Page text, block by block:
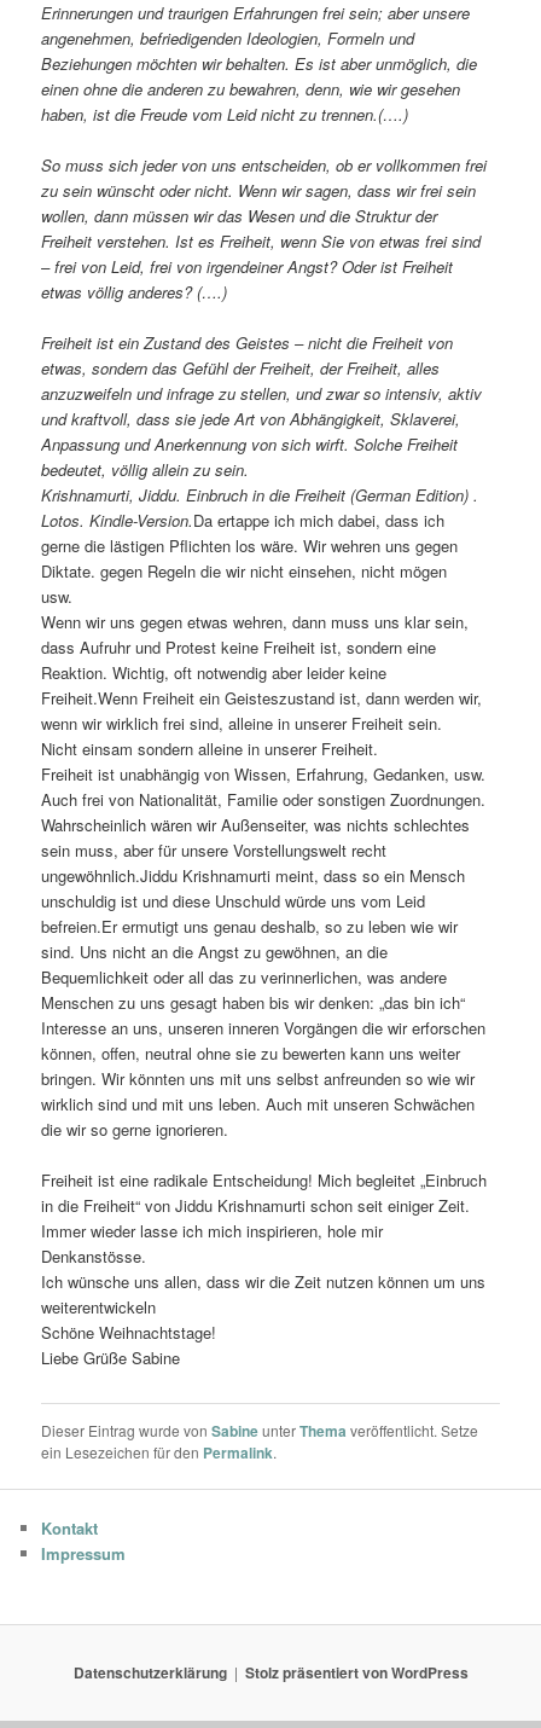
Erinnerungen und traurigen Erfahrungen frei sein; aber unsere
angenehmen, befriedigenden Ideologien, Formeln und
Beziehungen möchten wir behalten. Es ist aber unmöglich, die
einen ohne die anderen zu bewahren, denn, wie wir gesehen
haben, ist die Freude vom Leid nicht zu trennen.(….)
So muss sich jeder von uns entscheiden, ob er vollkommen frei
zu sein wünscht oder nicht. Wenn wir sagen, dass wir frei sein
wollen, dann müssen wir das Wesen und die Struktur der
Freiheit verstehen. Ist es Freiheit, wenn Sie von etwas frei sind
– frei von Leid, frei von irgendeiner Angst? Oder ist Freiheit
etwas völlig anderes? (….)
Freiheit ist ein Zustand des Geistes – nicht die Freiheit von
etwas, sondern das Gefühl der Freiheit, der Freiheit, alles
anzuzweifeln und infrage zu stellen, und zwar so intensiv, aktiv
und kraftvoll, dass sie jede Art von Abhängigkeit, Sklaverei,
Anpassung und Anerkennung von sich wirft. Solche Freiheit
bedeutet, völlig allein zu sein.
Krishnamurti, Jiddu. Einbruch in die Freiheit (German Edition) .
Lotos. Kindle-Version.Da ertappe ich mich dabei, dass ich
gerne die lästigen Pflichten los wäre. Wir wehren uns gegen
Diktate. gegen Regeln die wir nicht einsehen, nicht mögen
usw.
Wenn wir uns gegen etwas wehren, dann muss uns klar sein,
dass Aufruhr und Protest keine Freiheit ist, sondern eine
Reaktion. Wichtig, oft notwendig aber leider keine
Freiheit.Wenn Freiheit ein Geisteszustand ist, dann werden wir,
wenn wir wirklich frei sind, alleine in unserer Freiheit sein.
Nicht einsam sondern alleine in unserer Freiheit.
Freiheit ist unabhängig von Wissen, Erfahrung, Gedanken, usw.
Auch frei von Nationalität, Familie oder sonstigen Zuordnungen.
Wahrscheinlich wären wir Außenseiter, was nichts schlechtes
sein muss, aber für unsere Vorstellungswelt recht
ungewöhnlich.Jiddu Krishnamurti meint, dass so ein Mensch
unschuldig ist und diese Unschuld würde uns vom Leid
befreien.Er ermutigt uns genau deshalb, so zu leben wie wir
sind. Uns nicht an die Angst zu gewöhnen, an die
Bequemlichkeit oder all das zu verinnerlichen, was andere
Menschen zu uns gesagt haben bis wir denken: „das bin ich“
Interesse an uns, unseren inneren Vorgängen die wir erforschen
können, offen, neutral ohne sie zu bewerten kann uns weiter
bringen. Wir könnten uns mit uns selbst anfreunden so wie wir
wirklich sind und mit uns leben. Auch mit unseren Schwächen
die wir so gerne ignorieren.
Freiheit ist eine radikale Entscheidung! Mich begleitet „Einbruch
in die Freiheit“ von Jiddu Krishnamurti schon seit einiger Zeit.
Immer wieder lasse ich mich inspirieren, hole mir
Denkanstösse.
Ich wünsche uns allen, dass wir die Zeit nutzen können um uns
weiterentwickeln
Schöne Weihnachtstage!
Liebe Grüße Sabine
Dieser Eintrag wurde vonSabineunterThema veröffentlicht. Setze
ein Lesezeichen für den Permalink.
Kontakt
Impressum
Datenschutzerklärung Stolz präsentiert von WordPress